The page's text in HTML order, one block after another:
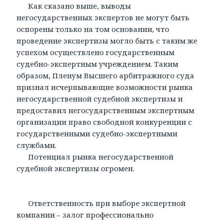
Как сказано выше, выводы
негосударственных экспертов не могут быть
оспорены только на том основании, что
проведение экспертизы могло быть с таким же
успехом осуществлено государственным
судебно-экспертным учреждением. Таким
образом, Пленум Высшего арбитражного суда
признал исчерпывающие возможности рынка
негосударственной судебной экспертизы и
предоставил негосударственным экспертным
организации право свободной конкуренции с
государственными судебно-экспертными
службами.
Потенциал рынка негосударственной
судебной экспертизы огромен.
Ответственность при выборе экспертной
компании – залог профессионально